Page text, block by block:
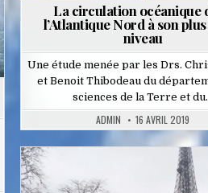
La circulation océanique
l’Atlantique Nord à son
niveau
Une étude menée par les Drs.
et Benoit Thibodeau du
sciences de la Terre et
ADMIN 16 AVRIL 2019
Posted